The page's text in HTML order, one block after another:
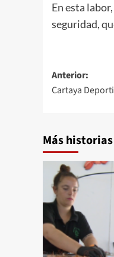
En esta
seguridad,
Anterior:
Cartaya
Más historias